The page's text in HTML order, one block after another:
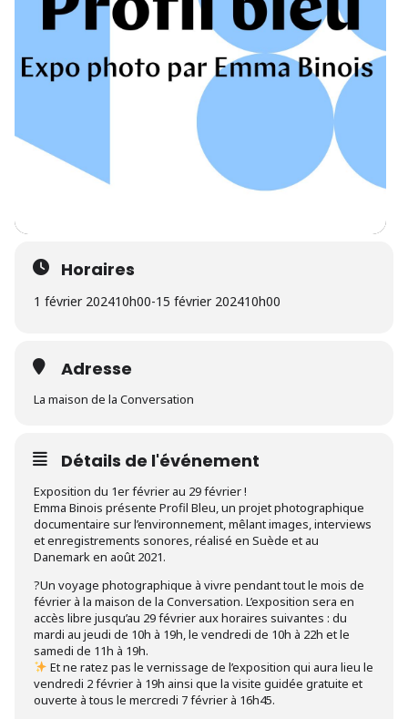
Horaires
1 février 202410h00-15 février 202410h00
Adresse
La maison de la Conversation
Détails de l'événement
Exposition du 1er février au 29 février !
Emma Binois présente Profil Bleu, un projet photographique
documentaire sur l’environnement, mêlant images, interviews
et enregistrements sonores, réalisé en Suède et au
Danemark en août 2021.
?Un voyage photographique à vivre pendant tout le mois de
février à la maison de la Conversation. L’exposition sera en
accès libre jusqu’au 29 février aux horaires suivantes : du
mardi au jeudi de 10h à 19h, le vendredi de 10h à 22h et le
samedi de 11h à 19h.
Et ne ratez pas le vernissage de l’exposition qui aura lieu le
vendredi 2 février à 19h ainsi que la visite guidée gratuite et
ouverte à tous le mercredi 7 février à 16h45.